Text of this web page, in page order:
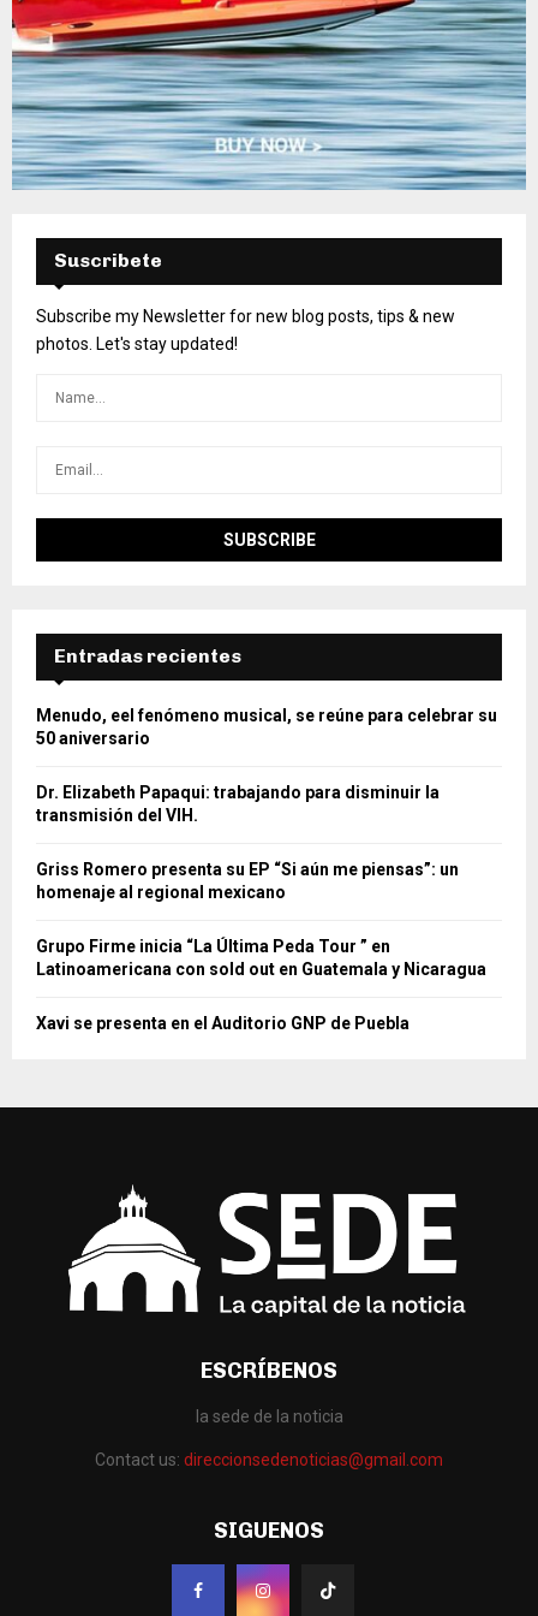
Suscribete
Subscribe my Newsletter for new blog posts, tips & new
photos. Let's stay updated!
Entradas recientes
Menudo, eel fenómeno musical, se reúne para celebrar su
50 aniversario
Dr. Elizabeth Papaqui: trabajando para disminuir la
transmisión del VIH.
Griss Romero presenta su EP “Si aún me piensas”: un
homenaje al regional mexicano
Grupo Firme inicia “La Última Peda Tour ” en
Latinoamericana con sold out en Guatemala y Nicaragua
Xavi se presenta en el Auditorio GNP de Puebla
ESCRÍBENOS
la sede de la noticia
Contact us: direccionsedenoticias@gmail.com
SIGUENOS